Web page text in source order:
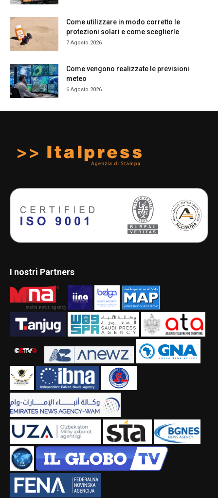
Come utilizzare in modo corretto le
protezioni solari e come sceglierle
7 Agosto 2026
Come vengono realizzate le previsioni
meteo
6 Agosto 2026
I nostri Partners